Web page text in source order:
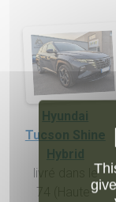
Hyundai
Tucson Shine
Hybrid
livré dans le
74 (Haute-